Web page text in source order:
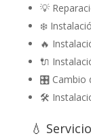
💡
❄️
🔥
🔌
🎛️ Cambio
🛠️
💧